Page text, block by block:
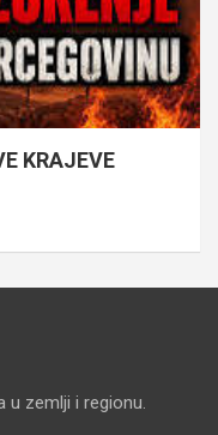
KRAJEVE
u zemlji i regionu.